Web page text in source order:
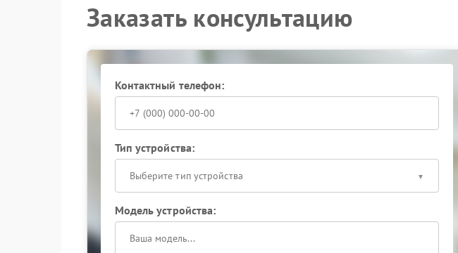
Заказать консультацию
Контактный телефон:
Тип устройства:
Выберите тип устройства
Модель устройства: